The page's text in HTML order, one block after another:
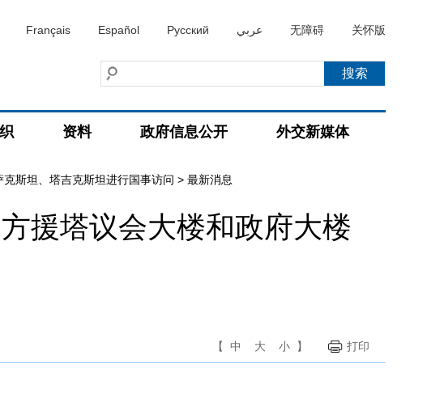
Français Español Русский عربي 无障碍 关怀版
资料 政府信息公开 外交新媒体
斯坦、塔吉克斯坦进行国事访问 > 最新消息
援塔议会大楼和政府大楼
【 中 大 小 】 打印